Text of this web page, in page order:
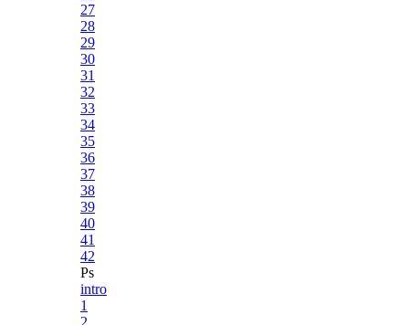
27
28
29
30
31
32
33
34
35
36
37
38
39
40
41
42
Ps
intro
1
2